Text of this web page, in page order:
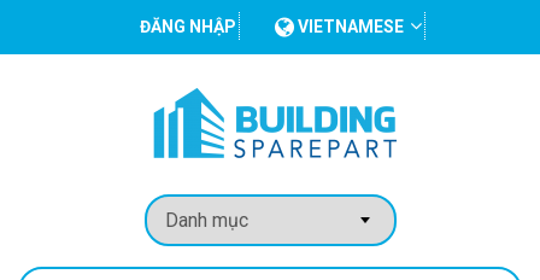
ĐĂNG NHẬP VIETNAMESE